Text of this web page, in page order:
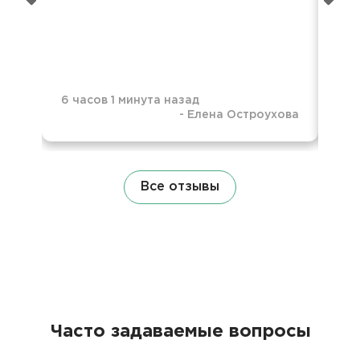
6 часов 1 минута назад
- Елена Остроухова
Все отзывы
Часто задаваемые вопросы